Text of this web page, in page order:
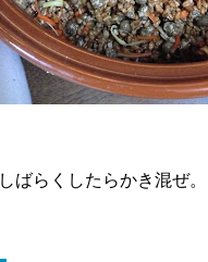
しばらくしたらかき混ぜ